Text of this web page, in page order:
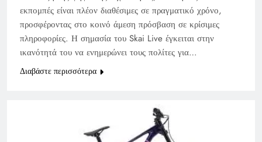
εκπομπές είναι πλέον διαθέσιμες σε πραγματικό χρόνο,
προσφέροντας στο κοινό άμεση πρόσβαση σε κρίσιμες
πληροφορίες. Η σημασία του Skai Live έγκειται στην
ικανότητά του να ενημερώνει τους πολίτες για…
Διαβάστε περισσότερα